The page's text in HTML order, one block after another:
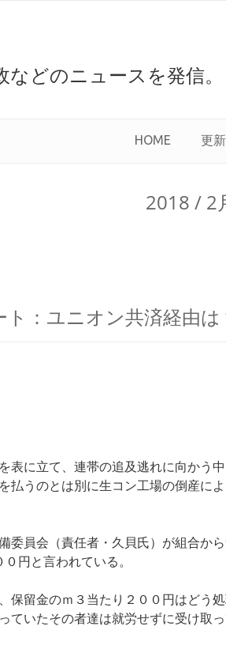
どのニュースを発信。
HOME 更
2018 / 2
：ユニオン共済経由は
表に立て、連帯の追及逃れに向かう
払うのとは別に生コン工場の倒産に
委員会（責任者・久貝氏）が組合か
円と言われている。
保留金のｍ３当たり２００円はどう
ていたその者達は就労せずに受け取